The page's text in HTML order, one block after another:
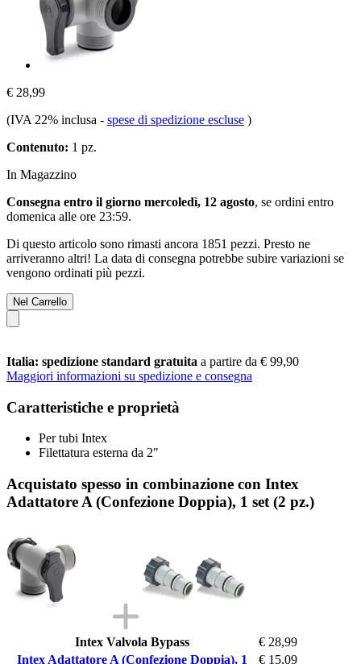
€ 28,99
(IVA 22% inclusa - spese di spedizione escluse )
Contenuto: 1 pz.
In Magazzino
Consegna entro il giorno mercoledì, 12 agosto, se ordini entro
domenica alle ore 23:59.
Di questo articolo sono rimasti ancora 1851 pezzi. Presto ne
arriveranno altri! La data di consegna potrebbe subire variazioni se
vengono ordinati più pezzi.
Nel Carrello
Italia: spedizione standard gratuita a partire da € 99,90
Maggiori informazioni su spedizione e consegna
Caratteristiche e proprietà
Per tubi Intex
Filettatura esterna da 2"
Acquistato spesso in combinazione con Intex
Adattatore A (Confezione Doppia), 1 set (2 pz.)
Intex Valvola Bypass
€ 28,99
Intex Adattatore A (Confezione Doppia), 1
€ 15,09